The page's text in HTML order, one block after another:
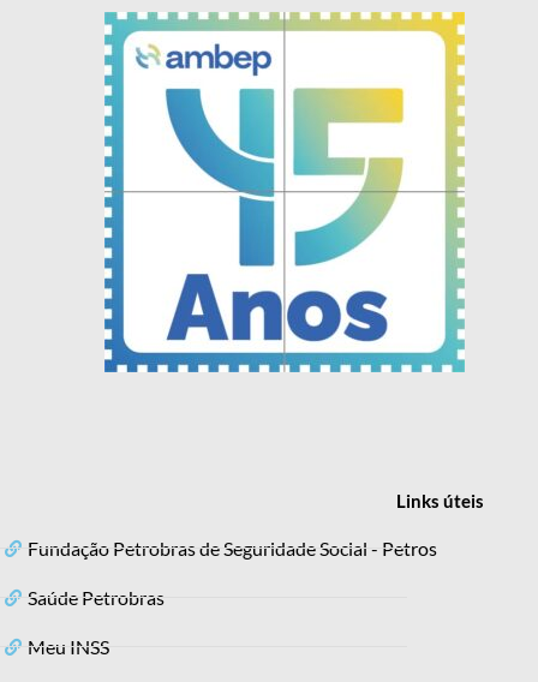
Linksúteis
Fundação Petrobras de Seguridade Social - Petros
Saúde Petrobras
Meu INSS